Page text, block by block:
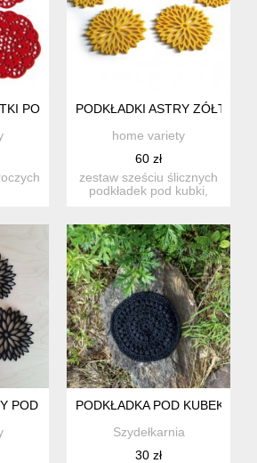
POD KUBEK CZERWONE 4SZT.
PODKŁADKI ASTRY ZÓŁTE
home variety
60 zł
zestaw sześciu ślicznych
podkładek pod kubki,
POD KUBEK, CZARNE 4SZT.
PODKŁADKA POD KUBEK
Szydełkarnia
30 zł